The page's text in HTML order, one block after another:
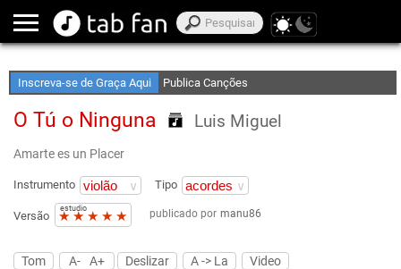
Inscreva-se de Graça Aqui Publica Canções
O Tú o Ninguna Luis Miguel
Amarte es un Placer
Instrumento Tipo
Versão
estudio
★ ★ ★ ★ ★ publicado por manu86
Tom A- A+ Deslizar A -> La
Video